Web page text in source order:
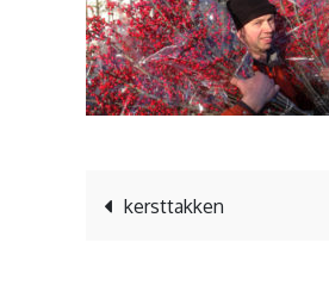
Bericht
kersttakken